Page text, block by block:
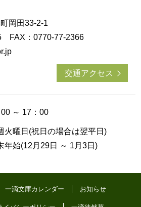
岡田33-2-1
FAX：0770-77-2366
交通アクセス
～ 17：00
火曜日(祝日の場合は翌平日)
年始(12月29日 ～ 1月3日)
一滴文庫カレンダー お知らせ